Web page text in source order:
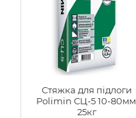
Стяжка для підлоги
Polimin СЦ-5 10-80мм,
25кг